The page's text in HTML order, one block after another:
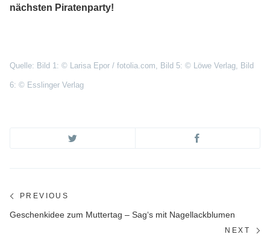
nächsten Piratenparty!
Quelle: Bild 1: © Larisa Epor / fotolia.com, Bild 5: © Löwe Verlag, Bild
6: © Esslinger Verlag
Beitragsnavigation
PREVIOUS
Previous
Geschenkidee zum Muttertag – Sag‘s mit Nagellackblumen
NEXT